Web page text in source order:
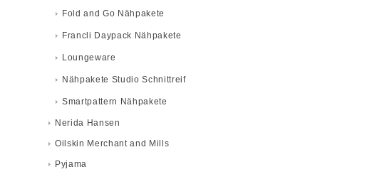
Fold and Go Nähpakete
Francli Daypack Nähpakete
Loungeware
Nähpakete Studio Schnittreif
Smartpattern Nähpakete
Nerida Hansen
Oilskin Merchant and Mills
Pyjama